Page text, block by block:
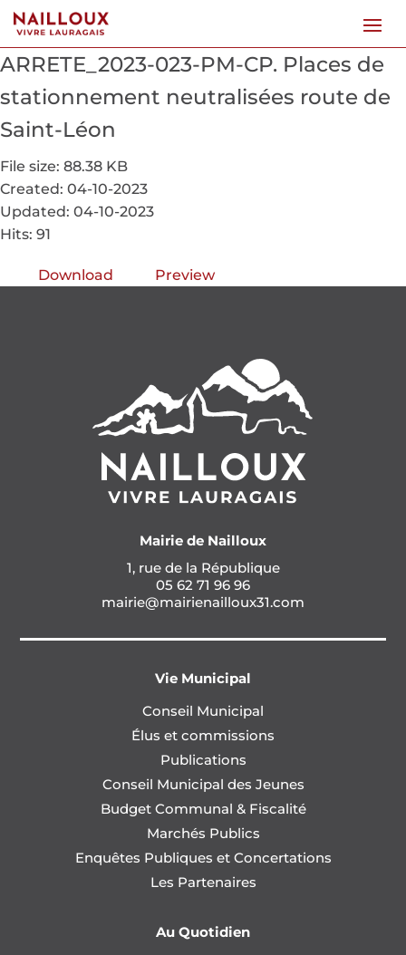
ARRETE_2023-023-PM-CP. Places de
stationnement neutralisées route de
Saint-Léon
File size: 88.38 KB
Created: 04-10-2023
Updated: 04-10-2023
Hits: 91
Download Preview
Mairie de Nailloux
1, rue de la République
05 62 71 96 96
mairie@mairienailloux31.com
Vie Municipal
Conseil Municipal
Élus et commissions
Publications
Conseil Municipal des Jeunes
Budget Communal & Fiscalité
Marchés Publics
Enquêtes Publiques et Concertations
Les Partenaires
Au Quotidien